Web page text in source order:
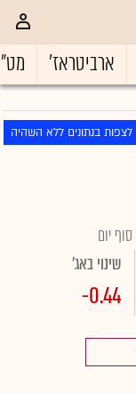
ארביטראז'
לצפות בנתונים ללא השהיה
סוף יום
שינוי באג'
-0.44